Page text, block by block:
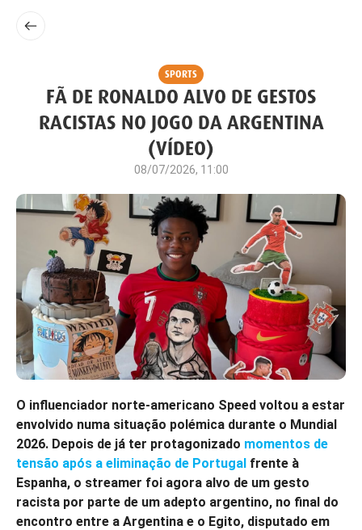
SPORTS
FÃ DE RONALDO ALVO DE GESTOS
RACISTAS NO JOGO DA ARGENTINA
(VÍDEO)
08/07/2026, 11:00
O influenciador norte-americano Speed voltou a estar
envolvido numa situação polémica durante o Mundial
2026. Depois de já ter protagonizado momentos de
tensão após a eliminação de Portugal frente à
Espanha, o streamer foi agora alvo de um gesto
racista por parte de um adepto argentino, no final do
encontro entre a Argentina e o Egito, disputado em